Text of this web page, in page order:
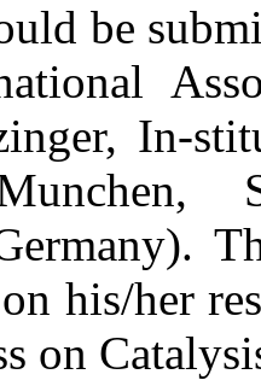
be
In-
his/her
on